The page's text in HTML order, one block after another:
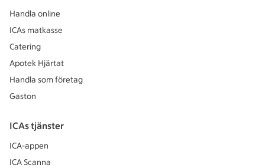
Handla online
ICAs matkasse
Catering
Apotek Hjärtat
Handla som företag
Gaston
ICAs tjänster
ICA-appen
ICA Scanna